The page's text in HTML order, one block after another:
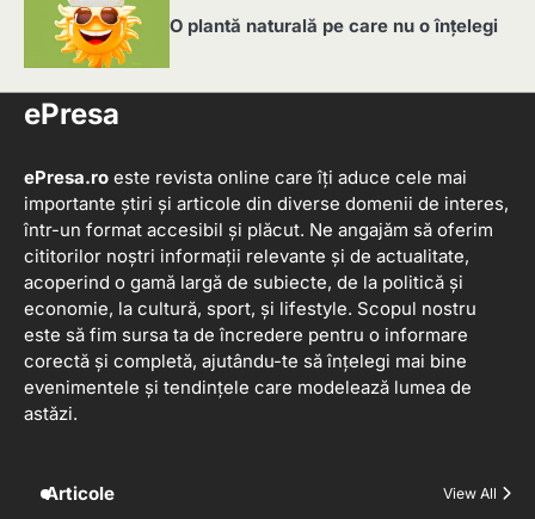
5
O plantă naturală pe care nu o înțelegi
ePresa
ePresa.ro este revista online care îți aduce cele mai
importante știri și articole din diverse domenii de interes,
într-un format accesibil și plăcut. Ne angajăm să oferim
cititorilor noștri informații relevante și de actualitate,
acoperind o gamă largă de subiecte, de la politică și
economie, la cultură, sport, și lifestyle. Scopul nostru
este să fim sursa ta de încredere pentru o informare
corectă și completă, ajutându-te să înțelegi mai bine
evenimentele și tendințele care modelează lumea de
astăzi.
Articole View All